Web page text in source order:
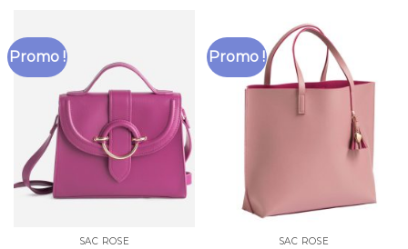
Promo !
SAC ROSE
Promo !
SAC ROSE